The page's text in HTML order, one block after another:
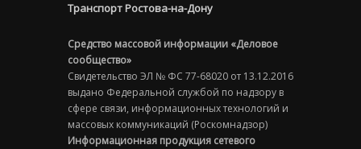
Транспорт Ростова-на-Дону
Средство массовой информации «Деловое
сообщество»
Свидетельство ЭЛ № ФС 77-68020 от 13.12.2016
выдано Федеральной службой по надзору в
сфере связи, информационных технологий и
массовых коммуникаций (Роскомнадзор)
Информационная продукция сетевого